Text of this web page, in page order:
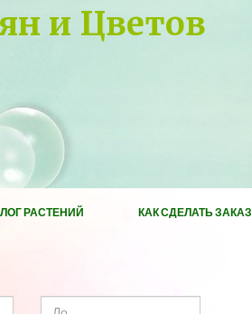
и Цветов
РАСТЕНИЙ КАК СДЕЛАТЬ ЗАКАЗ